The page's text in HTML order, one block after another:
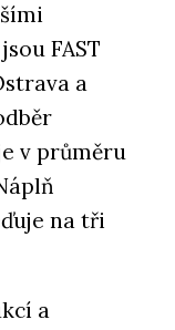
FAST
a
v průměru
na tři
a